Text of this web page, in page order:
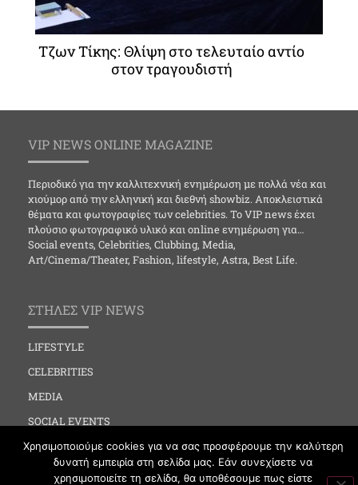
Τζων Τίκης: Θλίψη στο τελευταίο αντίο
στον τραγουδιστή
VIP NEWS ONLINE MAGAZINE
Περιοδικό για την καλλιτεχνική ενημέρωση με πολλά νέα και
χιούμορ από την ελληνική και διεθνή showbiz. Αποκλειστικά
θέματα και φωτογραφίες των celebrities. Το VIP news έχει
πλούσιο φωτογραφικό υλικό και online ενημέρωση για…
Social events, Celebrities, Clubbing, Media,
Art/Cinema/Theater, Fashion, lifestyle, Astra, Best Life.
ΣΤΗΛΕΣ VIP NEWS
LIFESTYLE
CELEBRITIES
MEDIA
SOCIAL EVENTS
CLUBBING
FASHION
Χρησιμοποιούμε cookies για να σας προσφέρουμε την καλύτερη
δυνατή εμπειρία στη σελίδα μας. Εάν συνεχίσετε να
χρησιμοποιείτε τη σελίδα, θα υποθέσουμε πως είστε